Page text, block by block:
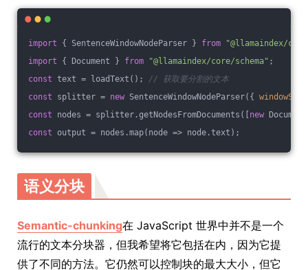
import { SentenceWindowNodeParser } from
"@llamaindex/
import { Document } from "@llamaindex/core/schema" ;
const text = loadText(); // 获取要分割的文本
const splitter = new SentenceWindowNodeParser({ windowSize
const nodes = splitter.getNodesFromDocuments([ new
const output = nodes.map( node => node.text);
语义分块
Semantic-chunking在 JavaScript 世界中并不是一个
流行的文本分块器，但我希望将它包括在内，因为它提
供了不同的方法。它仍然可以控制块的最大大小，但它